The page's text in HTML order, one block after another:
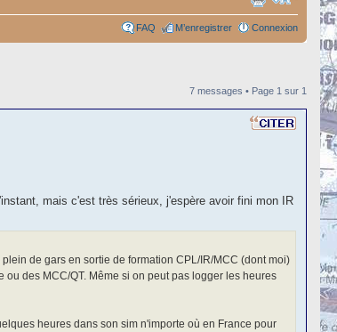
FAQ M’enregistrer Connexion
7 messages • Page 1 sur 1
mais c'est très sérieux, j'espère avoir fini mon IR
de gars en sortie de formation CPL/IR/MCC (dont moi)
des MCC/QT. Même si on peut pas logger les heures
heures dans son sim n'importe où en France pour